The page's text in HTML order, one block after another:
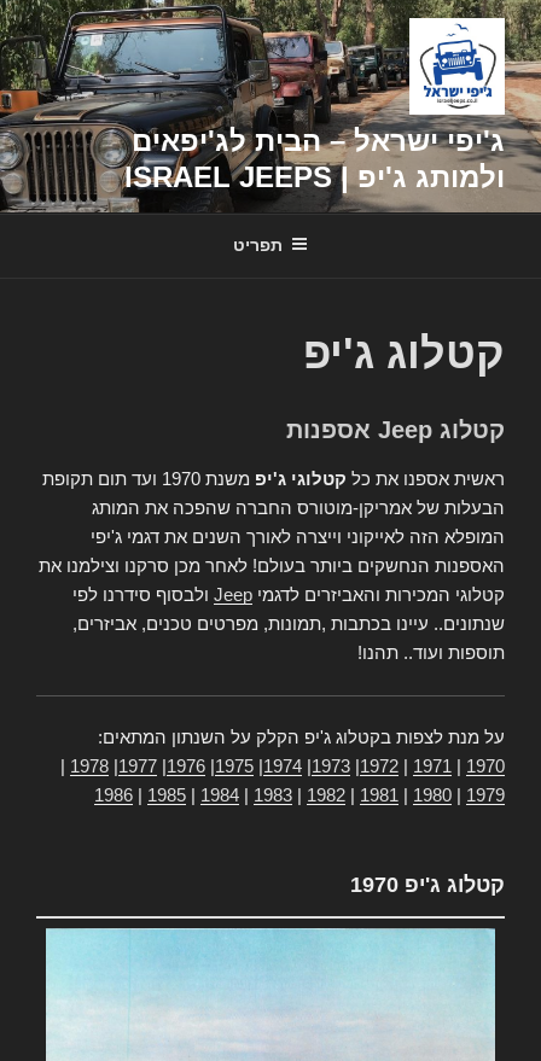
דילוג
לתוכן
ג'יפי ישראל – הבית לג'יפאים
ולמותג ג'יפ | ISRAEL JEEPS
תפריט
קטלוג ג'יפ
קטלוג Jeep אספנות
ראשית אספנו את כל קטלוגי ג'יפ
משנת 1970 ועד תום תקופת
הבעלות של אמריקן-מוטורס החברה שהפכה את המותג
המופלא הזה לאייקוני וייצרה לאורך השנים את דגמי ג'יפי
האספנות הנחשקים ביותר בעולם! לאחר מכן סרקנו וצילמנו את
קטלוגי המכירות והאביזרים לדגמי Jeep ולבסוף סידרנו לפי
שנתונים.. עיינו בכתבות ,תמונות, מפרטים טכנים, אביזרים,
תוספות ועוד.. תהנו!
על מנת לצפות בקטלוג ג'יפ הקלק על השנתון המתאים:
1970
1971
1972
1973
1974
1975
1976
1977
1978
1979
1980
1981
1982
1983
1984
1985
1986
קטלוג ג'יפ 1970